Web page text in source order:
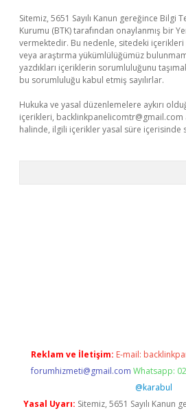
Sitemiz, 5651 Sayılı Kanun gereğince Bilgi
Kurumu (BTK) tarafından onaylanmış bir
vermektedir. Bu nedenle, sitedeki
veya araştırma yükümlülüğümüz
yazdıkları içeriklerin sorumluluğunu
bu sorumluluğu kabul etmiş sayılırlar.
Hukuka ve yasal düzenlemelere aykırı
içerikleri, backlinkpanelicomtr@gmail.com
halinde, ilgili içerikler yasal süre içerisinde
Reklam ve İletişim: E-mail:
forumhizmeti@gmail.com Whatsapp:
@karabul
Yasal Uyarı: Sitemiz, 5651 Sayılı Kanun